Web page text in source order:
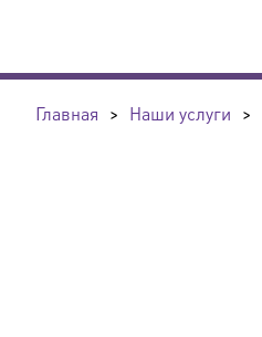
Главная > Наши услуги >